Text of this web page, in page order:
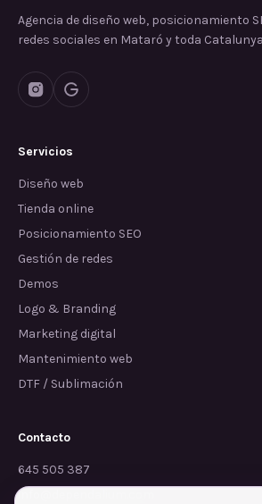
Agencia de diseño web, posicionamiento
redes sociales en Mataró y toda
Servicios
Diseño web
Tienda online
Posicionamiento SEO
Gestión de redes
Demos
Logo & Branding
Marketing digital
Mantenimiento web
DTF / Sublimación
Contacto
645 505 387
info@dependalium.com